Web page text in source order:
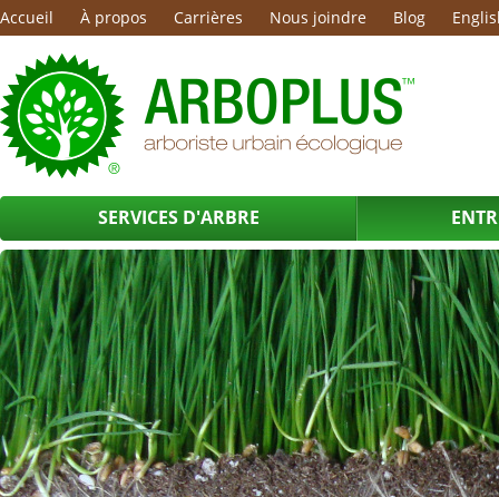
Accueil À propos Carrières Nous joindre Blog
SERVICES D'ARBRE